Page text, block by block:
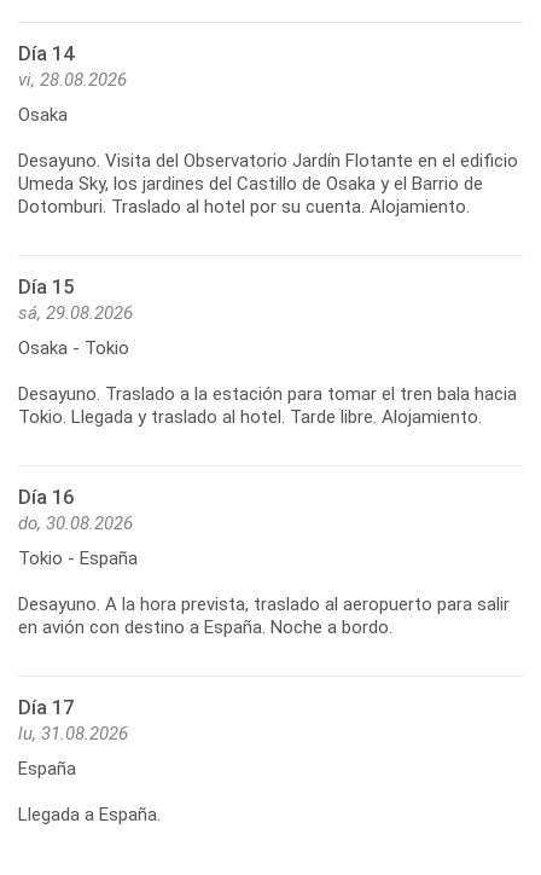
Día 14
vi, 28.08.2026
Osaka
Desayuno. Visita del Observatorio Jardín Flotante en el edificio
Umeda Sky, los jardines del Castillo de Osaka y el Barrio de
Dotomburi. Traslado al hotel por su cuenta. Alojamiento.
Día 15
sá, 29.08.2026
Osaka - Tokio
Desayuno. Traslado a la estación para tomar el tren bala hacia
Tokio. Llegada y traslado al hotel. Tarde libre. Alojamiento.
Día 16
do, 30.08.2026
Tokio - España
Desayuno. A la hora prevista, traslado al aeropuerto para salir
en avión con destino a España. Noche a bordo.
Día 17
lu, 31.08.2026
España
Llegada a España.